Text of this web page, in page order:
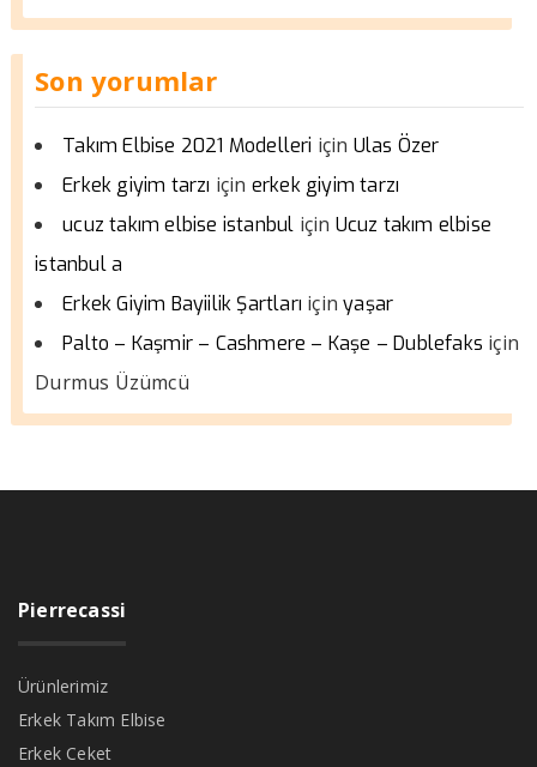
Son yorumlar
Takım Elbise 2021 Modelleri için Ulas Özer
Erkek giyim tarzı için erkek giyim tarzı
ucuz takım elbise istanbul için Ucuz takım elbise
istanbul a
Erkek Giyim Bayiilik Şartları içinyaşar
Palto – Kaşmir – Cashmere – Kaşe – Dublefaks için
Durmus Üzümcü
Pierrecassi
Ürünlerimiz
Erkek Takım Elbise
Erkek Ceket